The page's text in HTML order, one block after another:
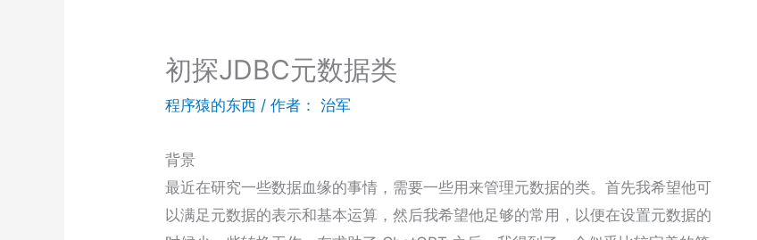
初探JDBC元数据类
程序猿的东西 / 作者： 治军
背景
最近在研究一些数据血缘的事情，需要一些用来管理元数据的类。首先我希望他可
以满足元数据的表示和基本运算，然后我希望他足够的常用，以便在设置元数据的